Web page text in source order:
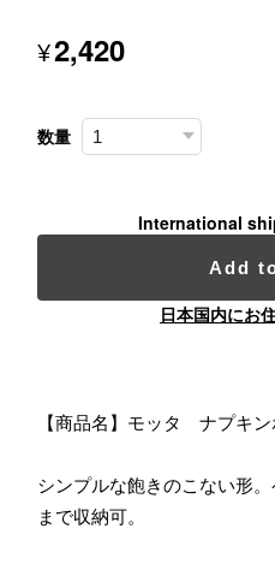
¥2,420
数量
International
Add
日本国内にお
【商品名】モッタ ナプキ
シンプルな飽きのこない形
まで収納可。